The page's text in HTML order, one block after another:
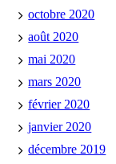
octobre 2020
août 2020
mai 2020
mars 2020
février 2020
janvier 2020
décembre 2019